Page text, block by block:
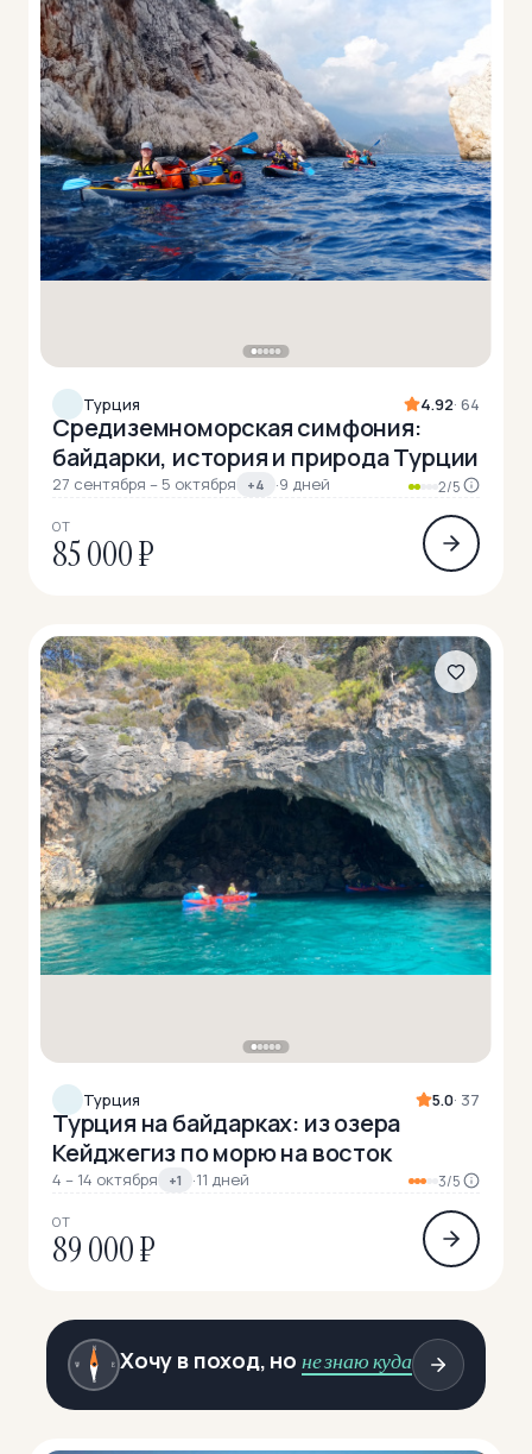
Турция 4.92· 64
Средиземноморская симфония:
байдарки, история и природа Турции
27 сентября – 5 октября +4 ·9 дней 2/5
ОТ
85 000 ₽
Турция 5.0· 37
Турция на байдарках: из озера
Кейджегиз по морю на восток
4 – 14 октября +1 ·11 дней 3/5
ОТ
89 000 ₽
N
E
S
W Хочу в поход, но не знаю куда